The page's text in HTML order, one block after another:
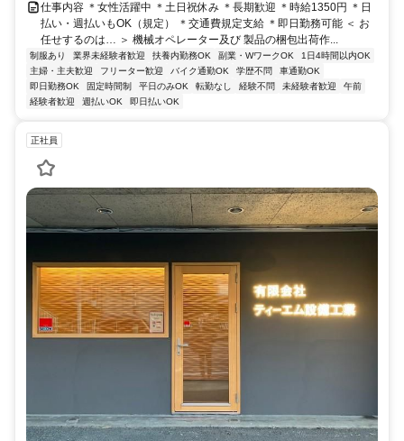
仕事内容 ＊女性活躍中 ＊土日祝休み ＊長期歓迎 ＊時給1350円 ＊日
払い・週払いもOK（規定） ＊交通費規定支給 ＊即日勤務可能 ＜ お
任せするのは… ＞ 機械オペレーター及び 製品の梱包出荷作...
制服あり 業界未経験者歓迎 扶養内勤務OK 副業・WワークOK
1日4時間以内OK
主婦・主夫歓迎
フリーター歓迎 バイク通勤OK 学歴不問
車通勤OK
即日勤務OK
固定時間制 平日のみOK 転勤なし 経験不問 未経験者歓迎
午前
経験者歓迎
週払いOK 即日払いOK
正社員